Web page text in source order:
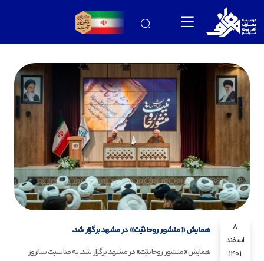
8
اسفند
1401
همایش «منشور روحانیّت» در مشهد برگزار شد.
همایش «منشور روحانیّت» در مشهد برگزار شد. به مناسبت سالروز